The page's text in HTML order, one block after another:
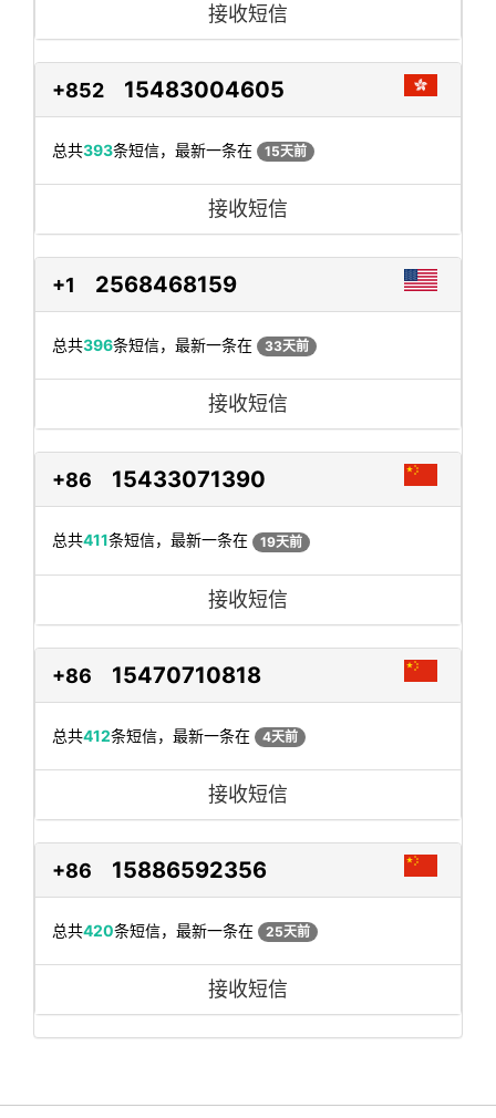
接收短信
+852 15483004605
总共393条短信，最新一条在 15天前
接收短信
+1 2568468159
总共396条短信，最新一条在 33天前
接收短信
+86 15433071390
总共411条短信，最新一条在 19天前
接收短信
+86 15470710818
总共412条短信，最新一条在 4天前
接收短信
+86 15886592356
总共420条短信，最新一条在 25天前
接收短信